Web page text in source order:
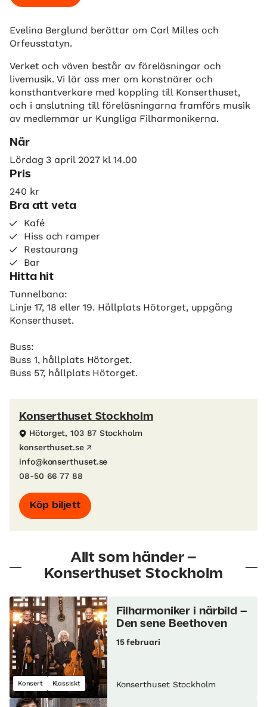
Evelina Berglund berättar om Carl Milles och
Orfeusstatyn.
Verket och väven består av föreläsningar och
livemusik. Vi lär oss mer om konstnärer och
konsthantverkare med koppling till Konserthuset,
och i anslutning till föreläsningarna framförs musik
av medlemmar ur Kungliga Filharmonikerna.
När
Lördag 3 april 2027 kl 14.00
Pris
240 kr
Bra att veta
Kafé
Hiss och ramper
Restaurang
Bar
Hitta hit
Tunnelbana:
Linje 17, 18 eller 19. Hållplats Hötorget, uppgång
Konserthuset.
Buss:
Buss 1, hållplats Hötorget.
Buss 57, hållplats Hötorget.
Konserthuset Stockholm
Hötorget, 103 87 Stockholm
konserthuset.se
info@konserthuset.se
08-50 66 77 88
Köp biljett
Allt som händer –
Konserthuset Stockholm
Konsert Klassiskt
Filharmoniker i närbild –
Den sene Beethoven
15 februari
Konserthuset Stockholm